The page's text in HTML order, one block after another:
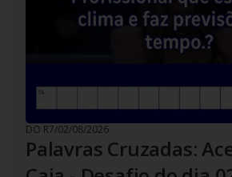
DO R7/02/08/2026
Palavras Cruzadas: